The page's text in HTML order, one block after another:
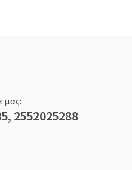
μας:
2552025288